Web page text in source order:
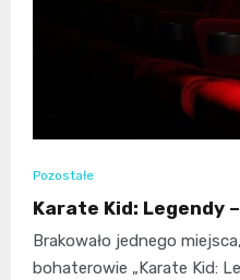
Pozostałe
Karate Kid: Legendy
Brakowało jednego
bohaterowie „Karate Kid: